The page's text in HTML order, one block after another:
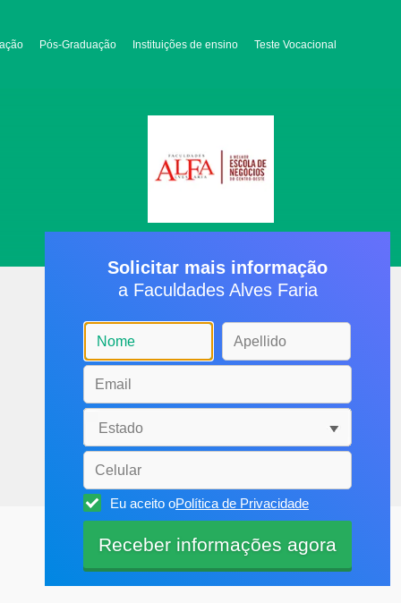
Pós-Graduação Instituições de ensino Teste Vocacional
Solicitar mais informação
a Faculdades Alves Faria
Eu aceito oPolítica de Privacidade